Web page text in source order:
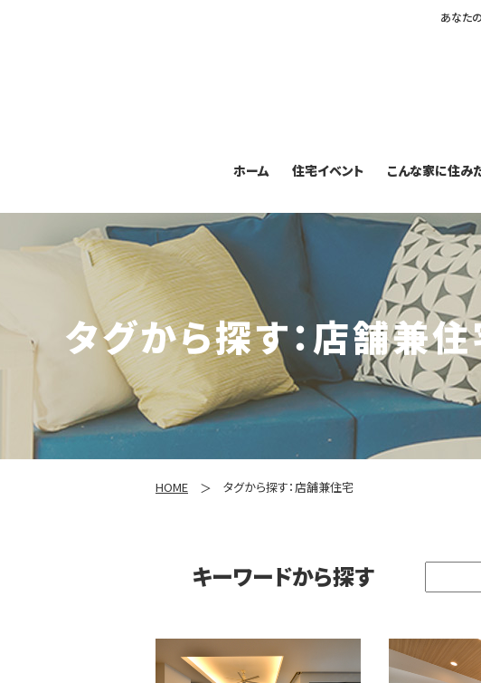
あなた
ホーム 住宅イベント こんな家に住み
タグから探す：店舗兼
HOME タグから探す：店舗兼住宅
キーワードから探す